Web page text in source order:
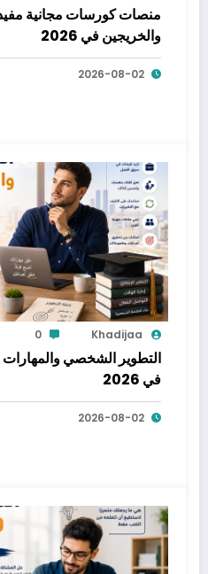
منصات كورسات مجانية
والخريجين في 2026
2026-08-02
Khadijaa
0
التطوير الشخصي والمهارات
في 2026
2026-08-02